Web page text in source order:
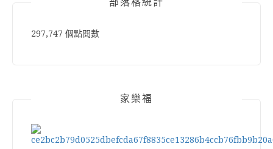
297,747 個點閱數
家樂福